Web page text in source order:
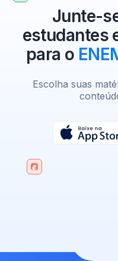
Junte-
estudantes
para o
Escolha suas